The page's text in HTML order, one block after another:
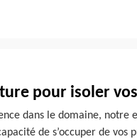
pour isoler
dans le domaine, notre
de s’occuper de vos